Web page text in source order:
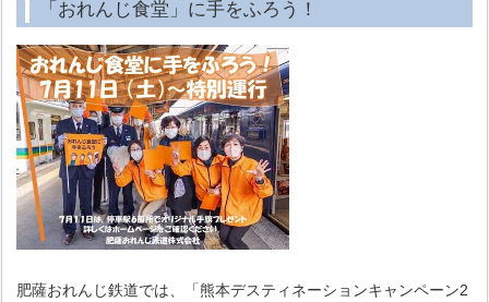
「おれんじ食堂」に手をふろう！
肥薩おれんじ鉄道では、「熊本デスティネーションキャンペーン2